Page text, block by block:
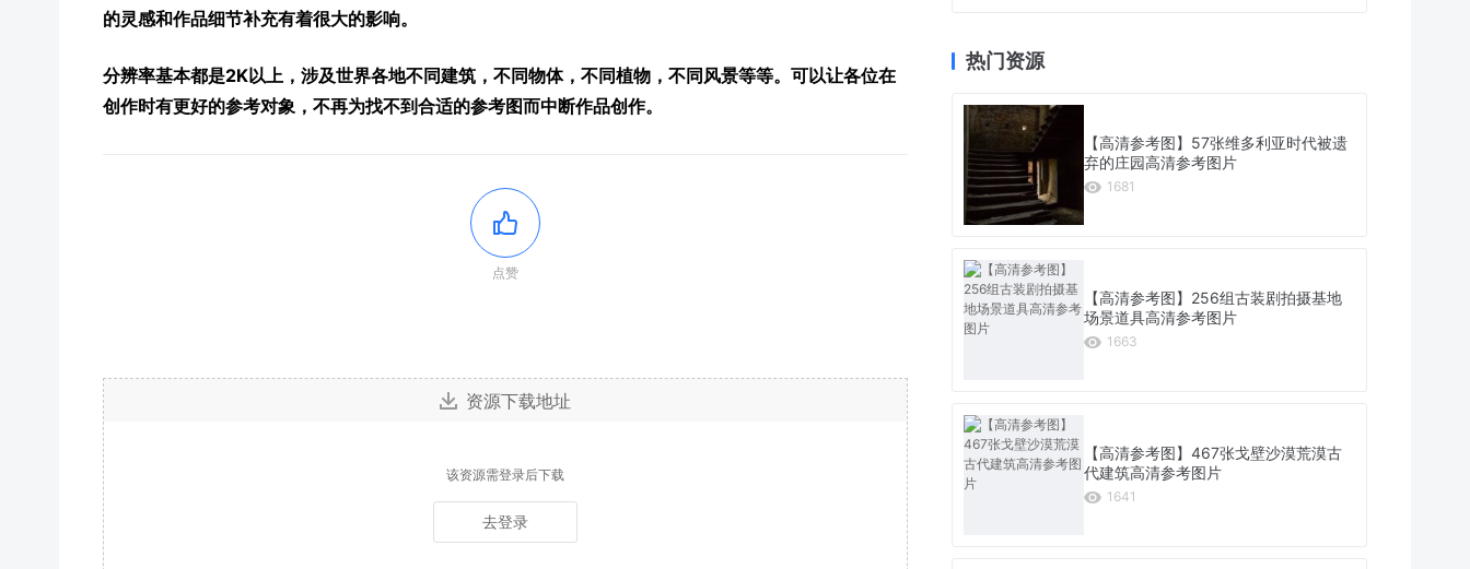
的灵感和作品细节补充有着很大的影响。
分辨率基本都是2K以上，涉及世界各地不同建筑，不同物体，不同植物，不同风景等等。可以让各位在
创作时有更好的参考对象，不再为找不到合适的参考图而中断作品创作。
点赞
资源下载地址
该资源需登录后下载
去登录
热门资源
【高清参考图】57张维多利亚时代被遗
弃的庄园高清参考图片
1681
【高清参考图】256组古装剧拍摄基地
场景道具高清参考图片
1663
【高清参考图】467张戈壁沙漠荒漠古
代建筑高清参考图片
1641